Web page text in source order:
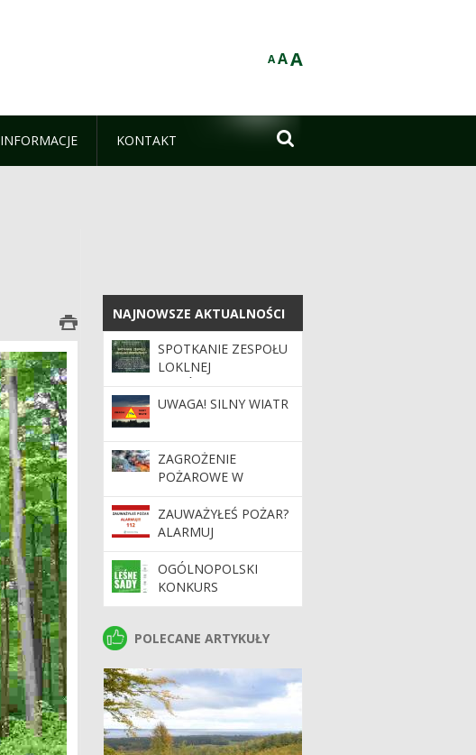
AAA
INFORMACJE KONTAKT 
NAJNOWSZE AKTUALNOŚCI
NAJNOWSZE AKTUALNOŚCI
SPOTKANIE ZESPOŁU
LOKLNEJ
WSPÓŁPRACY -
24.06.2026 R. GODZ
UWAGA! SILNY WIATR
ZAGROŻENIE
POŻAROWE W
LASACH. APEL O
OSTROŻNOŚĆ
ZAUWAŻYŁEŚ POŻAR?
ALARMUJ
OGÓLNOPOLSKI
KONKURS
FOTOGRAFICZNY
DZIEDZICTWO,
POLECANE ARTYKUŁY
POLECANE ARTYKUŁY